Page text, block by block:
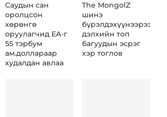
Саудын сан
оролцсон
хөрөнгө
оруулагчид EA-г
55 тэрбум
ам.доллараар
худалдан авлаа
The MongolZ
шинэ
бүрэлдэхүүнээрээ
дэлхийн топ
багуудын эсрэг
хэр тоглов